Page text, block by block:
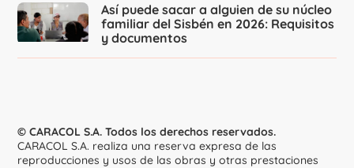
Así puede sacar a alguien de su núcleo
familiar del Sisbén en 2026: Requisitos
y documentos
© CARACOL S.A. Todos los derechos reservados.
CARACOL S.A. realiza una reserva expresa de las
reproducciones y usos de las obras y otras prestaciones